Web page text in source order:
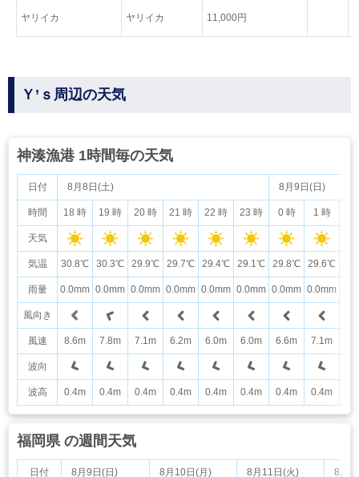
ヤリイカ ヤリイカ 11,000円
Ｙ’ｓ周辺の天気
神湊漁港 1時間毎の天気
日付
時間
天気
気温
雨量
風向き
風速
波向
波高
8月8日(土) 8月9日(日)
18 時 19 時 20 時 21 時 22 時 23 時 0 時 1 時
30.8℃ 30.3℃ 29.9℃ 29.7℃ 29.4℃ 29.1℃ 29.8℃ 29.6℃
0.0mm 0.0mm 0.0mm 0.0mm 0.0mm 0.0mm 0.0mm 0.0mm
8.6m 7.8m 7.1m 6.2m 6.0m 6.0m 6.6m 7.1m
0.4m 0.4m 0.4m 0.4m 0.4m 0.4m 0.4m 0.4m
福岡県 の週間天気
日付 8月9日(日) 8月10日(月) 8月11日(火) 8月